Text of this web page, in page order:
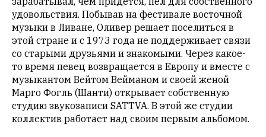
в
авторские
тексты,
не
кромсает
их
и
не
искажает
смысл.
удовольствия. Побывав на фестивале восточной
музыки в Ливане, Оливер решает поселиться в
этой стране и с 1973 года не поддерживает связи
со старыми друзьями и знакомыми. Через какое-
то время певец возвращается в Европу и вместе с
музыкантом Вейтом Вейманом и своей женой
Марго Фогль (Шанти) открывает собственную
студию звукозаписи SATTVA. В этой же студии
коллектив работает над своим первым альбомом.